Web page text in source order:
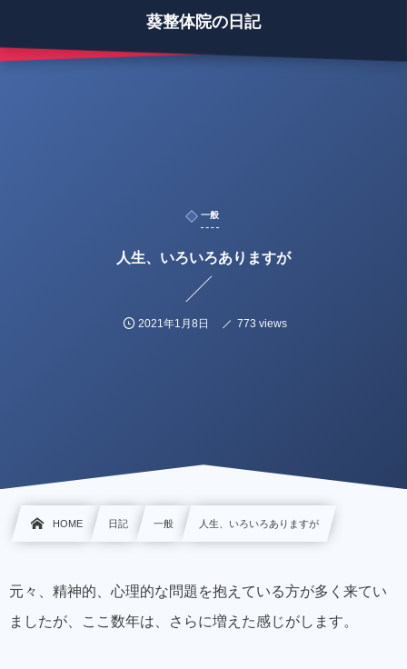
葵整体院の日記
一般
人生、いろいろありますが
2021年1月8日 773 views
HOME 日記 一般 人生、いろいろありますが
元々、精神的、心理的な問題を抱えている方が多く来てい
ましたが、ここ数年は、さらに増えた感じがします。